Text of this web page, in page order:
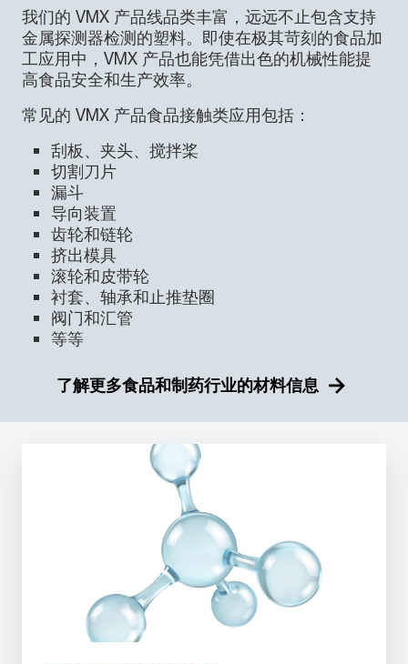
我们的 VMX 产品线品类丰富，远远不止包含支持
金属探测器检测的塑料。即使在极其苛刻的食品加
工应用中，VMX 产品也能凭借出色的机械性能提
高食品安全和生产效率。
常见的 VMX 产品食品接触类应用包括：
刮板、夹头、搅拌桨
切割刀片
漏斗
导向装置
齿轮和链轮
挤出模具
滚轮和皮带轮
衬套、轴承和止推垫圈
阀门和汇管
等等
了解更多食品和制药行业的材料信息